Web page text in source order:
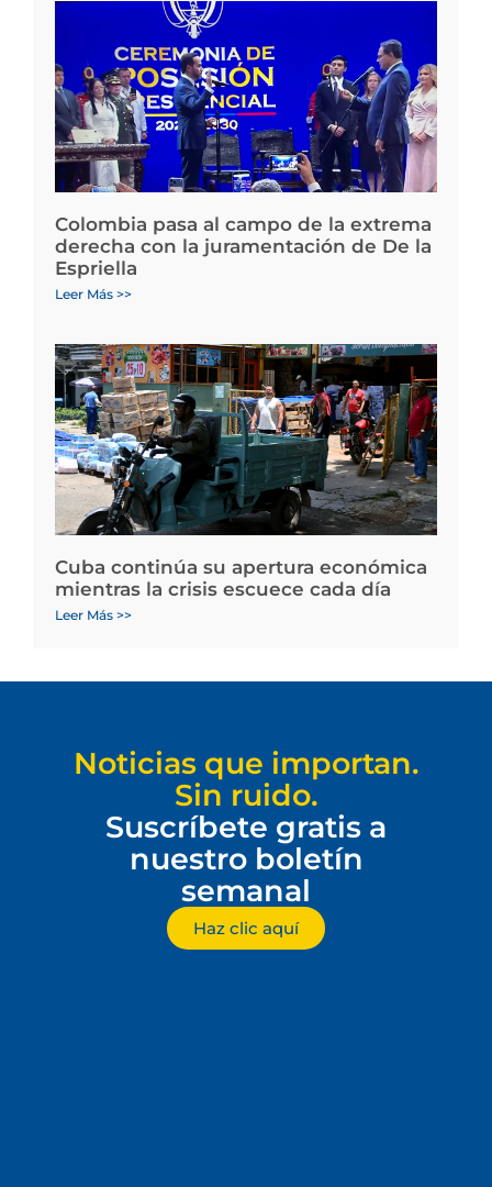
Colombia pasa al campo de la extrema
derecha con la juramentación de De la
Espriella
Leer Más >>
Cuba continúa su apertura económica
mientras la crisis escuece cada día
Leer Más >>
Noticias que importan.
Sin ruido.
Suscríbete gratis a
nuestro boletín
semanal
Haz clic aquí